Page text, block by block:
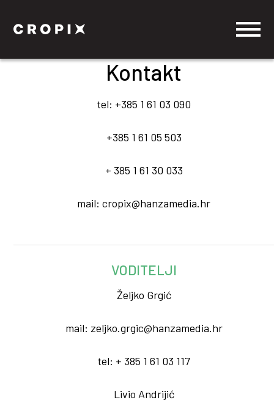
Kontakt
tel: +385 1 61 03 090
+385 1 61 05 503
+ 385 1 61 30 033
mail: cropix@hanzamedia.hr
VODITELJI
Željko Grgić
mail: zeljko.grgic@hanzamedia.hr
tel: + 385 1 61 03 117
Livio Andrijić